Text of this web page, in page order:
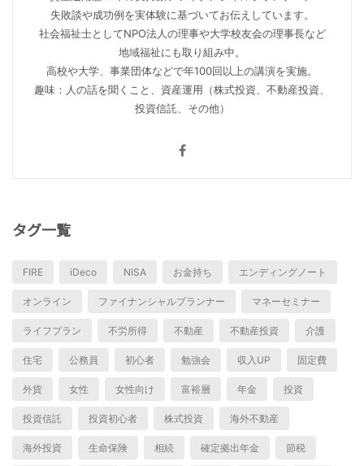
失敗談や成功例を実体験に基づいてお伝えしています。
社会福祉士としてNPO法人の理事や大学校友会の理事長など
地域福祉にも取り組み中。
高校や大学、事業団体などで年100回以上の講演を実施。
趣味：人の話を聞くこと、資産運用（株式投資、不動産投資、
投資信託、その他）
タグ一覧
FIRE iDeco NISA お金持ち エンディングノート
オンライン ファイナンシャルプランナー マネーセミナー
ライフプラン 不労所得 不動産 不動産投資 介護
住宅 公務員 初心者 勉強会 収入UP 固定費
外貨 女性 女性向け 富裕層 年金 投資
投資信託 投資初心者 株式投資 海外不動産
海外投資 生命保険 相続 確定拠出年金 節税